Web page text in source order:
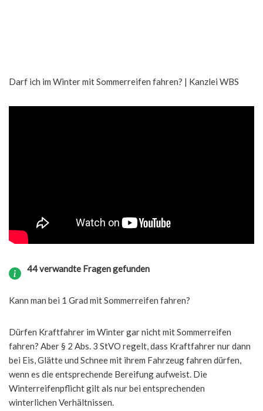
Darf ich im Winter mit Sommerreifen fahren? | Kanzlei WBS
44 verwandte Fragen gefunden
Kann man bei 1 Grad mit Sommerreifen fahren?
Dürfen Kraftfahrer im Winter gar nicht mit Sommerreifen
fahren? Aber § 2 Abs. 3 StVO regelt, dass Kraftfahrer nur dann
bei Eis, Glätte und Schnee mit ihrem Fahrzeug fahren dürfen,
wenn es die entsprechende Bereifung aufweist. Die
Winterreifenpflicht gilt als nur bei entsprechenden
winterlichen Verhältnissen.